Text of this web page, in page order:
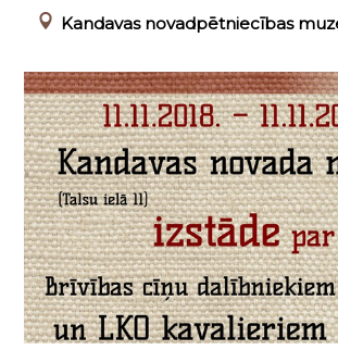
Kandavas novadpētniecības